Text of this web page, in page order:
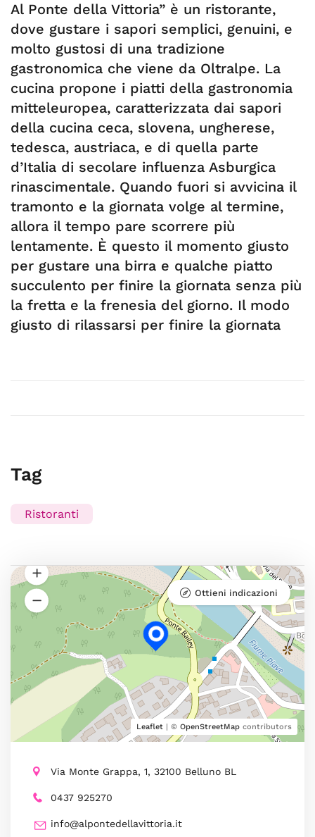
Al Ponte della Vittoria” è un ristorante,
dove gustare i sapori semplici, genuini, e
molto gustosi di una tradizione
gastronomica che viene da Oltralpe. La
cucina propone i piatti della gastronomia
mitteleuropea, caratterizzata dai sapori
della cucina ceca, slovena, ungherese,
tedesca, austriaca, e di quella parte
d’Italia di secolare influenza Asburgica
rinascimentale. Quando fuori si avvicina il
tramonto e la giornata volge al termine,
allora il tempo pare scorrere più
lentamente. È questo il momento giusto
per gustare una birra e qualche piatto
succulento per finire la giornata senza più
la fretta e la frenesia del giorno. Il modo
giusto di rilassarsi per finire la giornata
Tag
Ristoranti
Leaflet | © OpenStreetMap contributors
Ottieni indicazioni
Via Monte Grappa, 1, 32100 Belluno BL
0437 925270
info@alpontedellavittoria.it